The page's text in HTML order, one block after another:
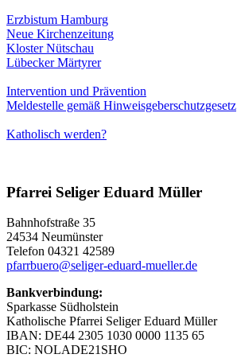
Erzbistum Hamburg
Neue Kirchenzeitung
Kloster Nütschau
Lübecker Märtyrer
Intervention und Prävention
Meldestelle gemäß Hinweisgeberschutzgesetz
Katholisch werden?
Pfarrei Seliger Eduard Müller
Bahnhofstraße 35
24534 Neumünster
Telefon 04321 42589
pfarrbuero@seliger-eduard-mueller.de
Bankverbindung:
Sparkasse Südholstein
Katholische Pfarrei Seliger Eduard Müller
IBAN: DE44 2305 1030 0000 1135 65
BIC: NOLADE21SHO